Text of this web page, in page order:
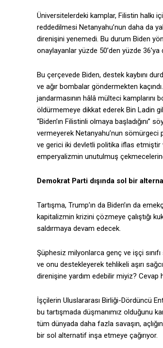
Üniversitelerdeki kamplar, Filistin halkı
reddedilmesi Netanyahu’nun daha da
direnişini yenemedi. Bu durum Biden
onaylayanlar yüzde 50’den yüzde
Bu çerçevede Biden, destek kaybını
ve ağır bombalar göndermekten
jandarmasının hâlâ mülteci kamplarını
öldürmemeye dikkat ederek Bin Ladin
“Biden’ın Filistinli olmaya başladığını”
vermeyerek Netanyahu’nun sömürgeci
ve gerici iki devletli politika iflas etmiştir
emperyalizmin unutulmuş
Demokrat Parti dışında sol bir
Tartışma, Trump’ın da Biden’ın da
kapitalizmin krizini çözmeye çalıştığı
saldırmaya devam edecek.
Şüphesiz milyonlarca genç ve işçi
ve onu destekleyerek tehlikeli aşırı
direnişine yardım edebilir miyiz? Cevap
İşçilerin Uluslararası Birliği-Dördüncü
bu tartışmada düşmanımız olduğunu
tüm dünyada daha fazla savaşın,
bir sol alternatif inşa etmeye çağırıyor.